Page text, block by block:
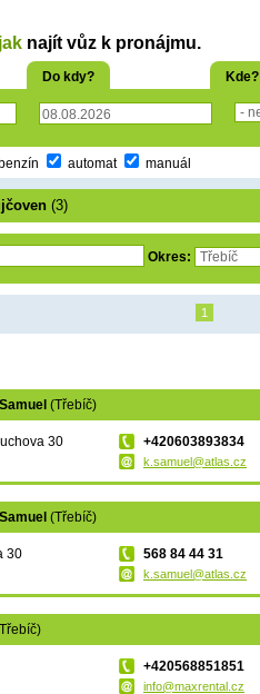
najít vůz k pronájmu.
Do kdy? Kde?
benzín automat manuál
(3)
Okres:
1
(Třebíč)
30
+420603893834
k.samuel@atlas.cz
(Třebíč)
30
568 84 44 31
k.samuel@atlas.cz
+420568851851
info@maxrental.cz